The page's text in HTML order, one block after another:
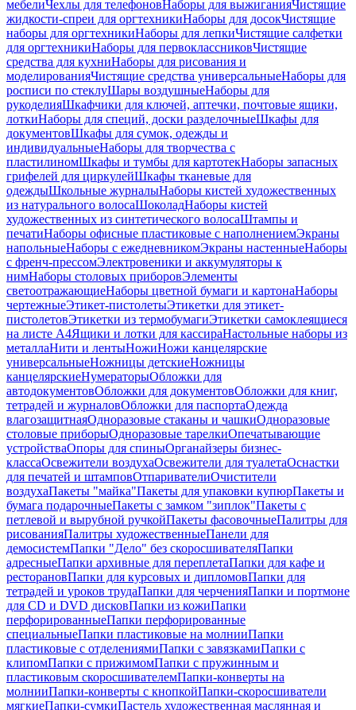
мебелиЧехлы для телефоновНаборы для выжиганияЧистящие
жидкости-спреи для оргтехникиНаборы для досокЧистящие
наборы для оргтехникиНаборы для лепкиЧистящие салфетки
для оргтехникиНаборы для первоклассниковЧистящие
средства для кухниНаборы для рисования и
моделированияЧистящие средства универсальныеНаборы для
росписи по стеклуШары воздушныеНаборы для
рукоделияШкафчики для ключей, аптечки, почтовые ящики,
лоткиНаборы для специй, доски разделочныеШкафы для
документовШкафы для сумок, одежды и
индивидуальныеНаборы для творчества с
пластилиномШкафы и тумбы для картотекНаборы запасных
грифелей для циркулейШкафы тканевые для
одеждыШкольные журналыНаборы кистей художественных
из натурального волосаШоколадНаборы кистей
художественных из синтетического волосаШтампы и
печатиНаборы офисные пластиковые с наполнениемЭкраны
напольныеНаборы с ежедневникомЭкраны настенныеНаборы
с френч-прессомЭлектровеники и аккумуляторы к
нимНаборы столовых приборовЭлементы
светоотражающиеНаборы цветной бумаги и картонаНаборы
чертежныеЭтикет-пистолетыЭтикетки для этикет-
пистолетовЭтикетки из термобумагиЭтикетки самоклеящиеся
на листе А4Ящики и лотки для кассираНастольные наборы из
металлаНити и лентыНожиНожи канцелярские
универсальныеНожницы детскиеНожницы
канцелярскиеНумераторыОбложки для
автодокументовОбложки для документовОбложки для книг,
тетрадей и журналовОбложки для паспортаОдежда
влагозащитнаяОдноразовые стаканы и чашкиОдноразовые
столовые приборыОдноразовые тарелкиОпечатывающие
устройстваОпоры для спиныОрганайзеры бизнес-
классаОсвежители воздухаОсвежители для туалетаОснастки
для печатей и штамповОтпаривателиОчистители
воздухаПакеты "майка"Пакеты для упаковки купюрПакеты и
бумага подарочныеПакеты с замком "зиплок"Пакеты с
петлевой и вырубной ручкойПакеты фасовочныеПалитры для
рисованияПалитры художественныеПанели для
демосистемПапки "Дело" без скоросшивателяПапки
адресныеПапки архивные для переплетаПапки для кафе и
ресторановПапки для курсовых и дипломовПапки для
тетрадей и уроков трудаПапки для черченияПапки и портмоне
для CD и DVD дисковПапки из кожиПапки
перфорированныеПапки перфорированные
специальныеПапки пластиковые на молнииПапки
пластиковые с отделениямиПапки с завязкамиПапки с
клипомПапки с прижимомПапки с пружинным и
пластиковым скоросшивателемПапки-конверты на
молнииПапки-конверты с кнопкойПапки-скоросшиватели
мягкиеПапки-сумкиПастель художественная маслянная и